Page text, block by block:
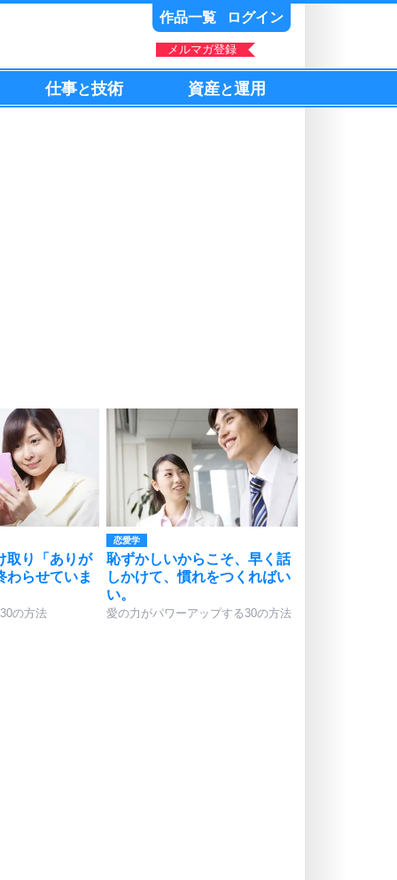
作品一覧 ログイン
メルマガ登録
仕事と技術 資産と運用
取り「ありが
わらせていま
の方法
恋愛学
恥ずかしいからこそ、早く話
しかけて、慣れをつくればい
い。
愛の力がパワーアップする30の方法